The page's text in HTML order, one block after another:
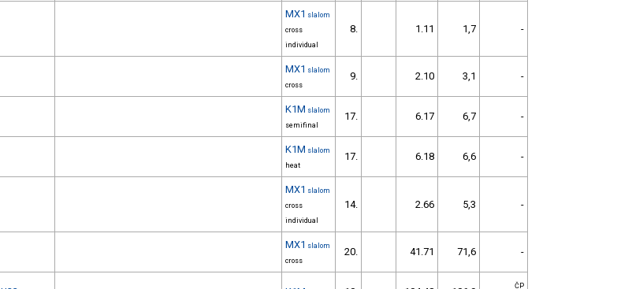
MX1 slalom
cross
individual
8. 1.11 1,7 -
MX1 slalom
cross
9. 2.10 3,1 -
K1M slalom
semifinal
17. 6.17 6,7 -
K1M slalom
heat
17. 6.18 6,6 -
MX1 slalom
cross
individual
14. 2.66 5,3 -
MX1 slalom
cross
20. 41.71 71,6 -
ČP